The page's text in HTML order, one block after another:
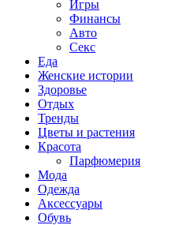
Игры
Финансы
Авто
Секс
Еда
Женские истории
Здоровье
Отдых
Тренды
Цветы и растения
Красота
Парфюмерия
Мода
Одежда
Аксессуары
Обувь